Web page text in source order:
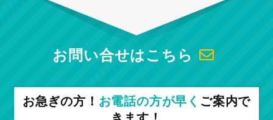
お問い合せはこちら
お急ぎの方！ お電話の方が早く ご案内で